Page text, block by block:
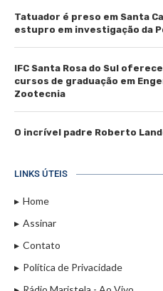
Tatuador é preso em Santa
estupro em investigação da
IFC Santa Rosa do Sul
cursos de graduação em
Zootecnia
O incrível padre Roberto
LINKS ÚTEIS
Home
Assinar
Contato
Política de Privacidade